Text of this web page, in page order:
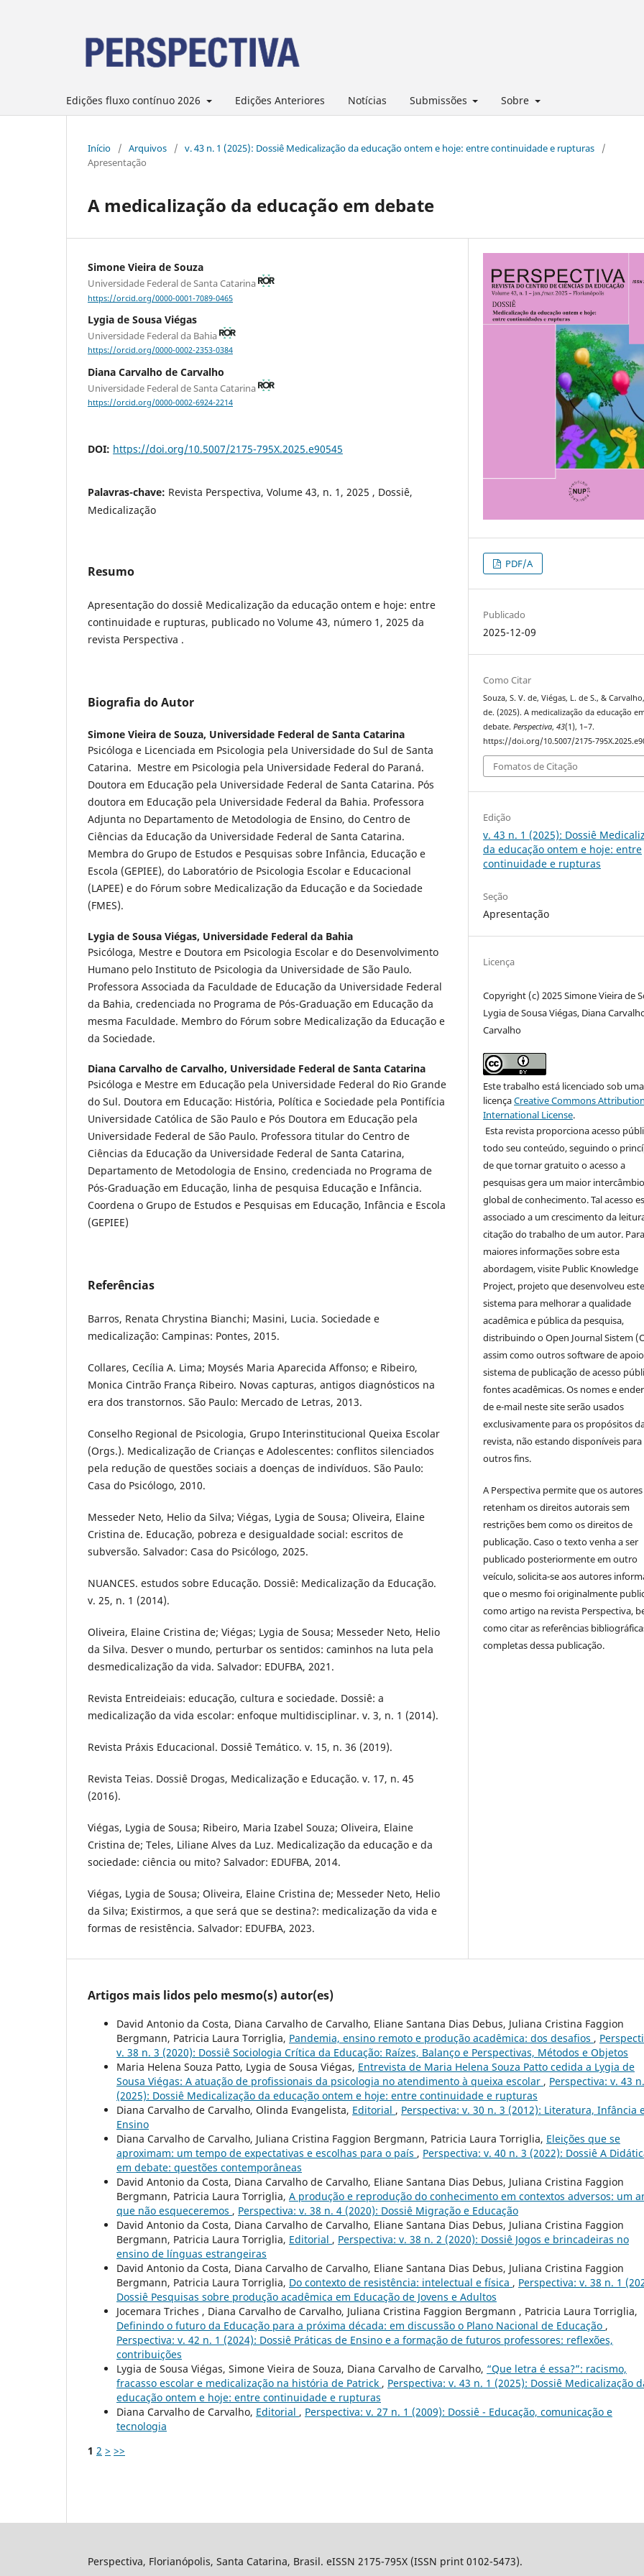
Edições fluxo contínuo 2026 Edições Anteriores Notícias Submissões Sobre
Início / Arquivos / v. 43 n. 1 (2025): Dossiê Medicalização da educação ontem e hoje: entre continuidade e rupturas
/
Apresentação
A medicalização da educação em debate
Simone Vieira de Souza
Universidade Federal de Santa Catarina
https://orcid.org/0000-0001-7089-0465
Lygia de Sousa Viégas
Universidade Federal da Bahia
https://orcid.org/0000-0002-2353-0384
Diana Carvalho de Carvalho
Universidade Federal de Santa Catarina
https://orcid.org/0000-0002-6924-2214
DOI: https://doi.org/10.5007/2175-795X.2025.e90545
Palavras-chave: Revista Perspectiva, Volume 43, n. 1, 2025 , Dossiê,
Medicalização
Resumo
Apresentação do dossiê Medicalização da educação ontem e hoje: entre
continuidade e rupturas, publicado no Volume 43, número 1, 2025 da
revista Perspectiva .
Biografia do Autor
Simone Vieira de Souza, Universidade Federal de Santa Catarina
Psicóloga e Licenciada em Psicologia pela Universidade do Sul de Santa
Catarina. Mestre em Psicologia pela Universidade Federal do Paraná.
Doutora em Educação pela Universidade Federal de Santa Catarina. Pós
doutora em Educação pela Universidade Federal da Bahia. Professora
Adjunta no Departamento de Metodologia de Ensino, do Centro de
Ciências da Educação da Universidade Federal de Santa Catarina.
Membra do Grupo de Estudos e Pesquisas sobre Infância, Educação e
Escola (GEPIEE), do Laboratório de Psicologia Escolar e Educacional
(LAPEE) e do Fórum sobre Medicalização da Educação e da Sociedade
(FMES).
Lygia de Sousa Viégas, Universidade Federal da Bahia
Psicóloga, Mestre e Doutora em Psicologia Escolar e do Desenvolvimento
Humano pelo Instituto de Psicologia da Universidade de São Paulo.
Professora Associada da Faculdade de Educação da Universidade Federal
da Bahia, credenciada no Programa de Pós-Graduação em Educação da
mesma Faculdade. Membro do Fórum sobre Medicalização da Educação e
da Sociedade.
Diana Carvalho de Carvalho, Universidade Federal de Santa Catarina
Psicóloga e Mestre em Educação pela Universidade Federal do Rio Grande
do Sul. Doutora em Educação: História, Política e Sociedade pela Pontifícia
Universidade Católica de São Paulo e Pós Doutora em Educação pela
Universidade Federal de São Paulo. Professora titular do Centro de
Ciências da Educação da Universidade Federal de Santa Catarina,
Departamento de Metodologia de Ensino, credenciada no Programa de
Pós-Graduação em Educação, linha de pesquisa Educação e Infância.
Coordena o Grupo de Estudos e Pesquisas em Educação, Infância e Escola
(GEPIEE)
Referências
Barros, Renata Chrystina Bianchi; Masini, Lucia. Sociedade e
medicalização: Campinas: Pontes, 2015.
Collares, Cecília A. Lima; Moysés Maria Aparecida Affonso; e Ribeiro,
Monica Cintrão França Ribeiro. Novas capturas, antigos diagnósticos na
era dos transtornos. São Paulo: Mercado de Letras, 2013.
Conselho Regional de Psicologia, Grupo Interinstitucional Queixa Escolar
(Orgs.). Medicalização de Crianças e Adolescentes: conflitos silenciados
pela redução de questões sociais a doenças de indivíduos. São Paulo:
Casa do Psicólogo, 2010.
Messeder Neto, Helio da Silva; Viégas, Lygia de Sousa; Oliveira, Elaine
Cristina de. Educação, pobreza e desigualdade social: escritos de
subversão. Salvador: Casa do Psicólogo, 2025.
NUANCES. estudos sobre Educação. Dossiê: Medicalização da Educação.
v. 25, n. 1 (2014).
Oliveira, Elaine Cristina de; Viégas; Lygia de Sousa; Messeder Neto, Helio
da Silva. Desver o mundo, perturbar os sentidos: caminhos na luta pela
desmedicalização da vida. Salvador: EDUFBA, 2021.
Revista Entreideiais: educação, cultura e sociedade. Dossiê: a
medicalização da vida escolar: enfoque multidisciplinar. v. 3, n. 1 (2014).
Revista Práxis Educacional. Dossiê Temático. v. 15, n. 36 (2019).
Revista Teias. Dossiê Drogas, Medicalização e Educação. v. 17, n. 45
(2016).
Viégas, Lygia de Sousa; Ribeiro, Maria Izabel Souza; Oliveira, Elaine
Cristina de; Teles, Liliane Alves da Luz. Medicalização da educação e da
sociedade: ciência ou mito? Salvador: EDUFBA, 2014.
Viégas, Lygia de Sousa; Oliveira, Elaine Cristina de; Messeder Neto, Helio
da Silva; Existirmos, a que será que se destina?: medicalização da vida e
formas de resistência. Salvador: EDUFBA, 2023.
PDF/A
Publicado
2025-12-09
Como Citar
Souza, S. V. de, Viégas, L. de S., &
de. (2025). A medicalização da educação
debate.Perspectiva,43(1), 1–7.
https://doi.org/10.5007/2175-
Fomatos de Citação
Edição
v. 43 n. 1 (2025): Dossiê
da educação ontem e hoje: entre
continuidade e rupturas
Seção
Apresentação
Licença
Copyright (c) 2025 Simone Vieira de
Lygia de Sousa Viégas, Diana
Carvalho
Este trabalho está licenciado sob uma
licençaCreative Commons
International License.
Esta revista proporciona acesso
todo seu conteúdo, seguindo o
de que tornar gratuito o acesso a
pesquisas gera um maior intercâmbio
global de conhecimento. Tal acesso
associado a um crescimento da
citação do trabalho de um autor. Para
maiores informações sobre esta
abordagem, visite Public Knowledge
Project, projeto que desenvolveu este
sistema para melhorar a qualidade
acadêmica e pública da pesquisa,
distribuindo o Open Journal Sistem
assim como outros software de
sistema de publicação de acesso
fontes acadêmicas. Os nomes e
de e-mail neste site serão usados
exclusivamente para os propósitos
revista, não estando disponíveis para
outros fins.
A Perspectiva permite que os autores
retenham os direitos autorais sem
restrições bem como os direitos de
publicação. Caso o texto venha a ser
publicado posteriormente em outro
veículo, solicita-se aos autores
que o mesmo foi originalmente
como artigo na revista Perspectiva,
como citar as referências
completas dessa publicação.
Artigos mais lidos pelo mesmo(s) autor(es)
David Antonio da Costa, Diana Carvalho de Carvalho, Eliane Santana Dias Debus, Juliana Cristina Faggion
Bergmann, Patricia Laura Torriglia, Pandemia, ensino remoto e produção acadêmica: dos desafios ,
v. 38 n. 3 (2020): Dossiê Sociologia Crítica da Educação: Raízes, Balanço e Perspectivas, Métodos e Objetos
Maria Helena Souza Patto, Lygia de Sousa Viégas, Entrevista de Maria Helena Souza Patto cedida a Lygia de
Sousa Viégas: A atuação de profissionais da psicologia no atendimento à queixa escolar , Perspectiva: v. 43
(2025): Dossiê Medicalização da educação ontem e hoje: entre continuidade e rupturas
Diana Carvalho de Carvalho, Olinda Evangelista, Editorial , Perspectiva: v. 30 n. 3 (2012): Literatura, Infância
Ensino
Diana Carvalho de Carvalho, Juliana Cristina Faggion Bergmann, Patricia Laura Torriglia, Eleições que se
aproximam: um tempo de expectativas e escolhas para o país , Perspectiva: v. 40 n. 3 (2022): Dossiê A
em debate: questões contemporâneas
David Antonio da Costa, Diana Carvalho de Carvalho, Eliane Santana Dias Debus, Juliana Cristina Faggion
Bergmann, Patricia Laura Torriglia, A produção e reprodução do conhecimento em contextos adversos: um
que não esqueceremos , Perspectiva: v. 38 n. 4 (2020): Dossiê Migração e Educação
David Antonio da Costa, Diana Carvalho de Carvalho, Eliane Santana Dias Debus, Juliana Cristina Faggion
Bergmann, Patricia Laura Torriglia, Editorial , Perspectiva: v. 38 n. 2 (2020): Dossiê Jogos e brincadeiras no
ensino de línguas estrangeiras
David Antonio da Costa, Diana Carvalho de Carvalho, Eliane Santana Dias Debus, Juliana Cristina Faggion
Bergmann, Patricia Laura Torriglia, Do contexto de resistência: intelectual e física , Perspectiva: v. 38 n. 1
Dossiê Pesquisas sobre produção acadêmica em Educação de Jovens e Adultos
Jocemara Triches , Diana Carvalho de Carvalho, Juliana Cristina Faggion Bergmann , Patricia Laura Torriglia,
Definindo o futuro da Educação para a próxima década: em discussão o Plano Nacional de Educação ,
Perspectiva: v. 42 n. 1 (2024): Dossiê Práticas de Ensino e a formação de futuros professores: reflexões,
contribuições
Lygia de Sousa Viégas, Simone Vieira de Souza, Diana Carvalho de Carvalho, “Que letra é essa?”: racismo,
fracasso escolar e medicalização na história de Patrick , Perspectiva: v. 43 n. 1 (2025): Dossiê Medicalização
educação ontem e hoje: entre continuidade e rupturas
Diana Carvalho de Carvalho, Editorial , Perspectiva: v. 27 n. 1 (2009): Dossiê - Educação, comunicação e
tecnologia
1 2 > >>
Perspectiva, Florianópolis, Santa Catarina, Brasil. eISSN 2175-795X (ISSN print 0102-5473).